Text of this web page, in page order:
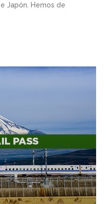
Japón. Hemos de